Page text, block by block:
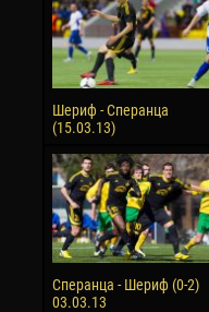
Шериф - Сперанца
(15.03.13)
Сперанца - Шериф (0-2)
03.03.13